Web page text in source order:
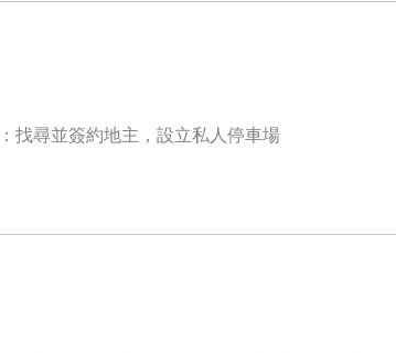
找尋並簽約地主，設立私人停車場